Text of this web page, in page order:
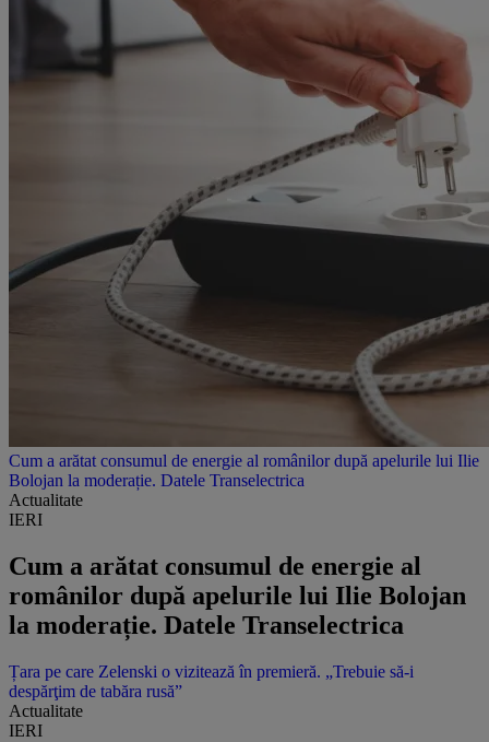
Cum a arătat consumul de energie al românilor după apelurile lui Ilie
Bolojan la moderație. Datele Transelectrica
Actualitate
IERI
Cum a arătat consumul de energie al
românilor după apelurile lui Ilie Bolojan
la moderație. Datele Transelectrica
Țara pe care Zelenski o vizitează în premieră. „Trebuie să-i
despărţim de tabăra rusă”
Actualitate
IERI